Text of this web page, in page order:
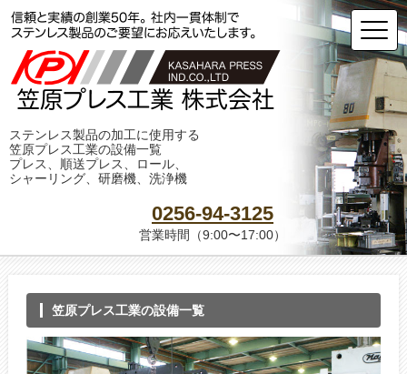
ステンレス製品の加工に使用する
笠原プレス工業の設備一覧
プレス、順送プレス、ロール、
シャーリング、研磨機、洗浄機
0256-94-3125
営業時間（9:00〜17:00）
笠原プレス工業の設備一覧